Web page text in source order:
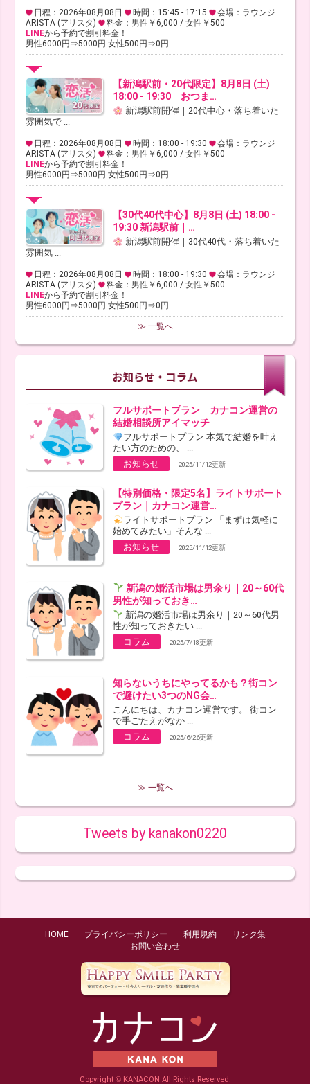
日程：2026年08月08日 時間：15:45 - 17:15
会場：ラウンジ
ARISTA (アリスタ)
料金：男性￥6,000 / 女性￥500
LINEから予約で割引料金！
男性6000円⇒5000円 女性500円⇒0円
【新潟駅前・20代限定】8月8日 (土)
18:00 - 19:30 おつま…
新潟駅前開催｜20代中心・落ち着いた
雰囲気で ...
日程：2026年08月08日 時間：18:00 - 19:30
会場：ラウンジ
ARISTA (アリスタ)
料金：男性￥6,000 / 女性￥500
LINEから予約で割引料金！
男性6000円⇒5000円 女性500円⇒0円
【30代40代中心】8月8日 (土) 18:00 -
19:30 新潟駅前｜…
新潟駅前開催｜30代40代・落ち着いた
雰囲気 ...
日程：2026年08月08日 時間：18:00 - 19:30
会場：ラウンジ
ARISTA (アリスタ)
料金：男性￥6,000 / 女性￥500
LINEから予約で割引料金！
男性6000円⇒5000円 女性500円⇒0円
≫ 一覧へ
フルサポートプラン カナコン運営の
結婚相談所アイマッチ
フルサポートプラン 本気で結婚を叶え
たい方のための、 ...
お知らせ
2025/11/12更新
【特別価格・限定5名】ライトサポート
プラン｜カナコン運営…
ライトサポートプラン 「まずは気軽に
始めてみたい」そんな ...
お知らせ
2025/11/12更新
新潟の婚活市場は男余り｜20～60代
男性が知っておき…
新潟の婚活市場は男余り｜20～60代男
性が知っておきたい ...
コラム
2025/7/18更新
知らないうちにやってるかも？街コン
で避けたい3つのNG会…
こんにちは、カナコン運営です。 街コン
で手ごたえがなか ...
コラム
2025/6/26更新
≫ 一覧へ
Tweets by kanakon0220
HOME プライバシーポリシー 利用規約
リンク集
お問い合わせ
Copyright ©KANACON All Rights Reserved.